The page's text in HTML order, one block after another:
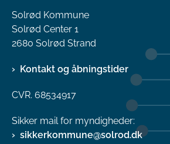
Solrød Kommune
Solrød Center 1
2680 Solrød Strand
Kontakt og åbningstider
CVR. 68534917
Sikker mail for myndigheder:
sikkerkommune@solrod.dk